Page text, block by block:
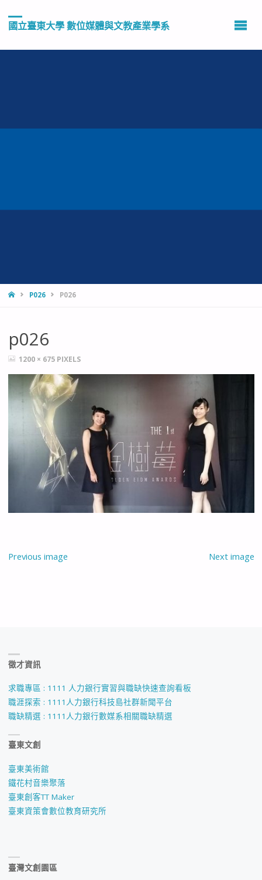
國立臺東大學 數位媒體與文教產業學系
HOMEP026 P026
p026
FULL1200 × 675 PIXELS
Previous image Next image
徵才資訊
求職專區 : 1111 人力銀行實習與職缺快速查詢看板
職涯探索 : 1111人力銀行科技島社群新聞平台
職缺精選 : 1111人力銀行數媒系相關職缺精選
臺東文創
臺東美術館
鐵花村音樂聚落
臺東創客TT Maker
臺東資策會數位教育研究所
臺灣文創園區